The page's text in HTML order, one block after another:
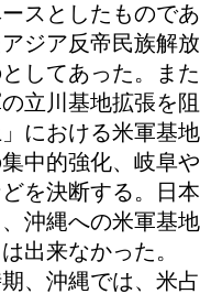
スとしたもので
ジア反帝民族解
してあった。ま
立川基地拡張を
における米軍基
中的強化、岐阜
を決断する。日
沖縄への米軍基
出来なかった。
、沖縄では、米